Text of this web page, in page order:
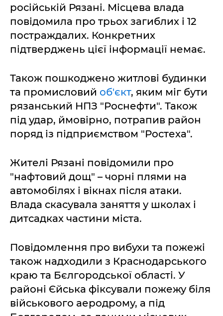
російській Рязані. Місцева влада
повідомила про трьох загиблих і 12
постраждалих. Конкретних
підтверджень цієї інформації немає.
Також пошкоджено житлові будинки
та промисловий об'єкт, яким міг бути
рязанський НПЗ "Роснефти". Також
під удар, ймовірно, потрапив район
поряд із підприємством "Ростеха".
Жителі Рязані повідомили про
"нафтовий дощ" – чорні плями на
автомобілях і вікнах після атаки.
Влада скасувала заняття у школах і
дитсадках частини міста.
Повідомлення про вибухи та пожежі
також надходили з Краснодарського
краю та Бєлгородської області. У
районі Єйська фіксували пожежу біля
військового аеродрому, а під